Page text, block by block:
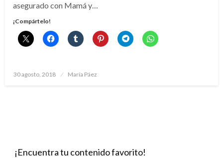
asegurado con Mamá y…
¡Compártelo!
Publicado
30 agosto, 2018 María Páez
¡Encuentra tu contenido favorito!